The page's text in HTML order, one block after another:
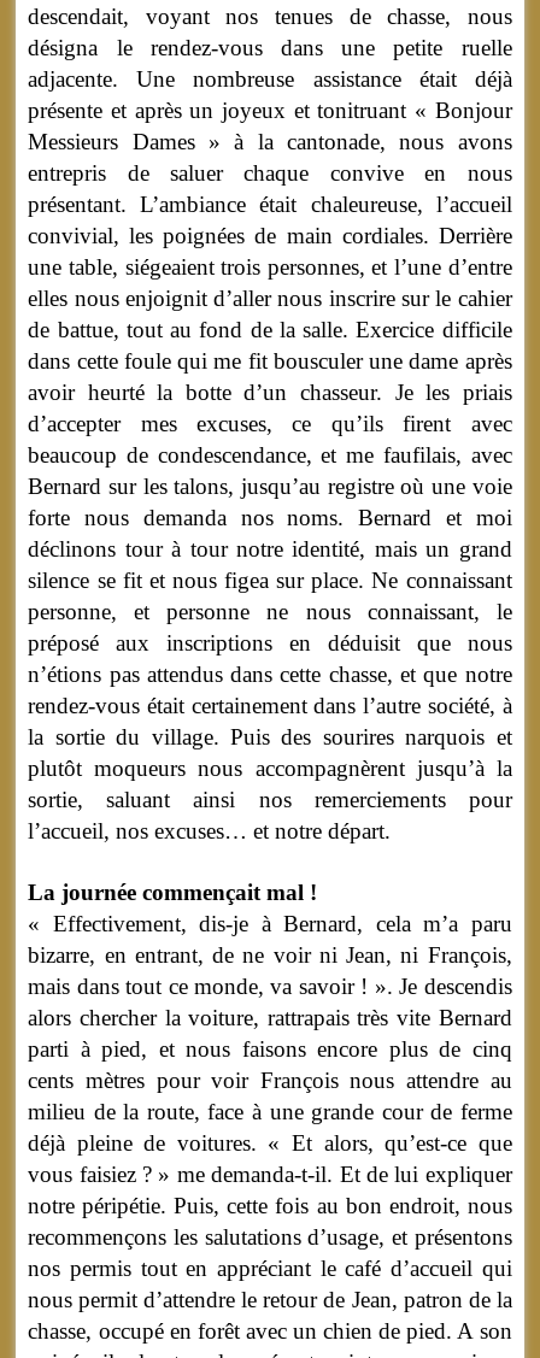
descendait, voyant nos tenues de chasse, nous
désigna le rendez-vous dans une petite ruelle
adjacente. Une nombreuse assistance était déjà
présente et après un joyeux et tonitruant « Bonjour
Messieurs Dames » à la cantonade, nous avons
entrepris de saluer chaque convive en nous
présentant. L’ambiance était chaleureuse, l’accueil
convivial, les poignées de main cordiales. Derrière
une table, siégeaient trois personnes, et l’une d’entre
elles nous enjoignit d’aller nous inscrire sur le cahier
de battue, tout au fond de la salle. Exercice difficile
dans cette foule qui me fit bousculer une dame après
avoir heurté la botte d’un chasseur. Je les priais
d’accepter mes excuses, ce qu’ils firent avec
beaucoup de condescendance, et me faufilais, avec
Bernard sur les talons, jusqu’au registre où une voie
forte nous demanda nos noms. Bernard et moi
déclinons tour à tour notre identité, mais un grand
silence se fit et nous figea sur place. Ne connaissant
personne, et personne ne nous connaissant, le
préposé aux inscriptions en déduisit que nous
n’étions pas attendus dans cette chasse, et que notre
rendez-vous était certainement dans l’autre société, à
la sortie du village. Puis des sourires narquois et
plutôt moqueurs nous accompagnèrent jusqu’à la
sortie, saluant ainsi nos remerciements pour
l’accueil, nos excuses… et notre départ.
La journée commençait mal !
« Effectivement, dis-je à Bernard, cela m’a paru
bizarre, en entrant, de ne voir ni Jean, ni François,
mais dans tout ce monde, va savoir ! ». Je descendis
alors chercher la voiture, rattrapais très vite Bernard
parti à pied, et nous faisons encore plus de cinq
cents mètres pour voir François nous attendre au
milieu de la route, face à une grande cour de ferme
déjà pleine de voitures. « Et alors, qu’est-ce que
vous faisiez ? » me demanda-t-il. Et de lui expliquer
notre péripétie. Puis, cette fois au bon endroit, nous
recommençons les salutations d’usage, et présentons
nos permis tout en appréciant le café d’accueil qui
nous permit d’attendre le retour de Jean, patron de la
chasse, occupé en forêt avec un chien de pied. A son